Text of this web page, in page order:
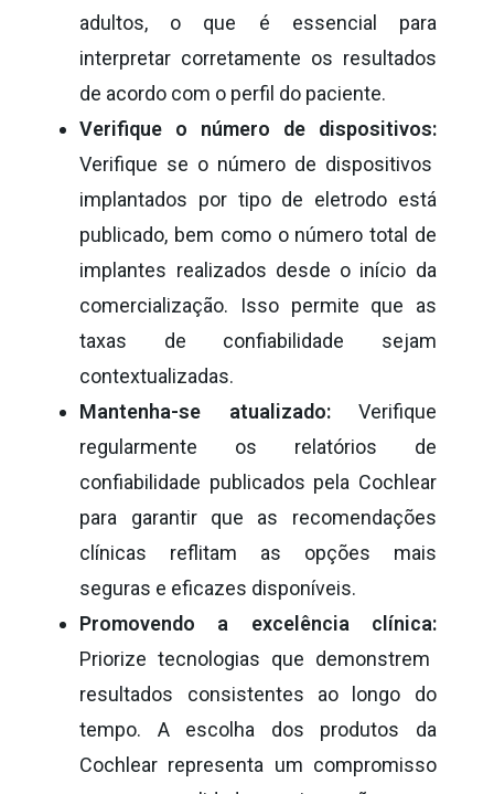
adultos, o que é essencial para
interpretar corretamente os resultados
de acordo com o perfil do paciente.
Verifique o número de dispositivos:
Verifique se o número de dispositivos
implantados por tipo de eletrodo está
publicado, bem como o número total de
implantes realizados desde o início da
comercialização. Isso permite que as
taxas de confiabilidade sejam
contextualizadas.
Mantenha-se atualizado:Verifique
regularmente os relatórios de
confiabilidade publicados pela Cochlear
para garantir que as recomendações
clínicas reflitam as opções mais
seguras e eficazes disponíveis.
Promovendo a excelência clínica:
Priorize tecnologias que demonstrem
resultados consistentes ao longo do
tempo. A escolha dos produtos da
Cochlear representa um compromisso